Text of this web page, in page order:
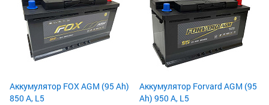
Аккумулятор FOX AGM (95 Ah)
850 А, L5
Аккумулятор Forvard AGM (95
Ah) 950 А, L5